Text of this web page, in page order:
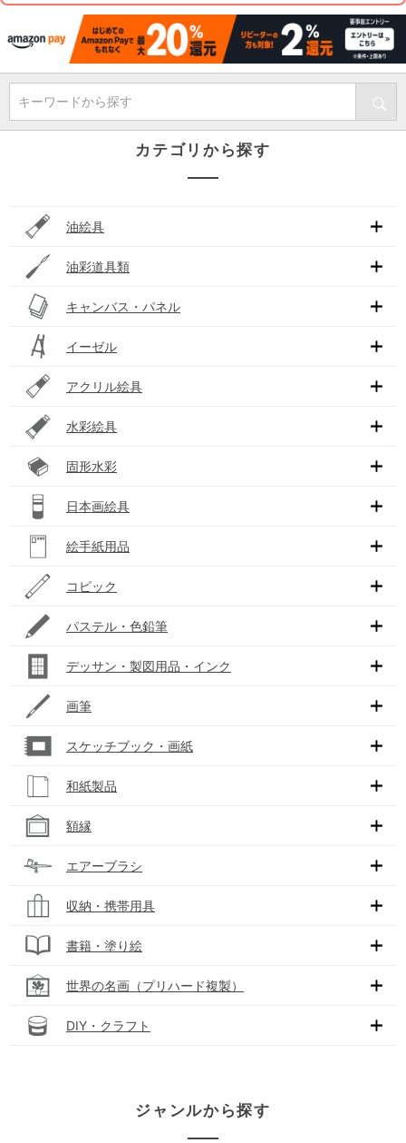
キーワードから探す
カテゴリから探す
油絵具
油彩道具類
キャンバス・パネル
イーゼル
アクリル絵具
水彩絵具
固形水彩
日本画絵具
絵手紙用品
コピック
パステル・色鉛筆
デッサン・製図用品・インク
画筆
スケッチブック・画紙
和紙製品
額縁
エアーブラシ
収納・携帯用具
書籍・塗り絵
世界の名画（プリハード複製）
DIY・クラフト
ジャンルから探す